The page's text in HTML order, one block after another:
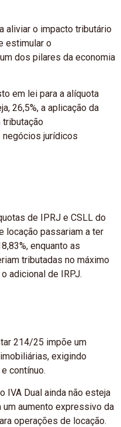
aliviar o impacto tributário
estimular o
dos pilares da economia
em lei para a alíquota
26,5%, a aplicação da
tributação
negócios jurídicos
de IPRJ e CSLL do
locação passariam a ter
enquanto as
tributadas no máximo
adicional de IRPJ.
214/25 impõe um
exigindo
contínuo.
IVA Dual ainda não esteja
aumento expressivo da
operações de locação.